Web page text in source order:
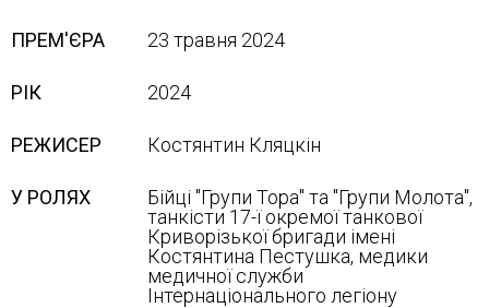
ПРЕМ'ЄРА 23 травня 2024
РІК 2024
РЕЖИСЕР Костянтин Кляцкін
У РОЛЯХ
Бійці "Групи Тора" та "Групи Молота",
танкісти 17-ї окремої танкової
Криворізької бригади імені
Костянтина Пестушка, медики
медичної служби
Інтернаціонального легіону